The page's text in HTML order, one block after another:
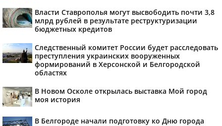
Власти Ставрополья могут высвободить почти 3,8
млрд рублей в результате реструктуризации
бюджетных кредитов
Следственный комитет России будет расследовать
преступления украинских вооруженных
формирований в Херсонской и Белгородской
областях
В Новом Осколе открылась выставка Мой город
моя история
В Белгороде начали подготовку ко Дню города